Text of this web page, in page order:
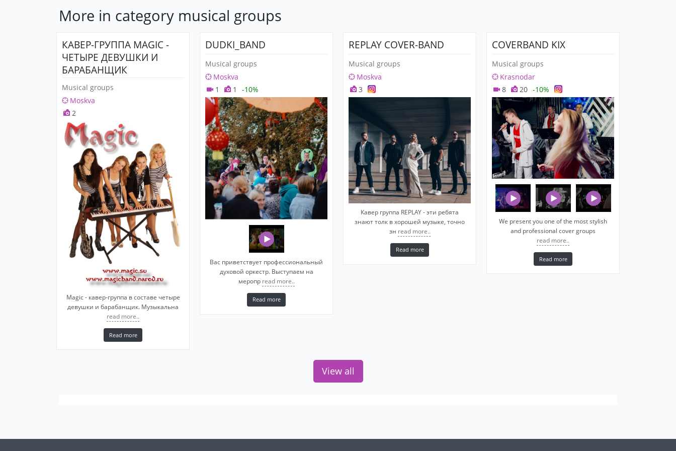
More in category musical groups
КАВЕР-ГРУППА MAGIC -
ЧЕТЫРЕ ДЕВУШКИ И
БАРАБАНЩИК
Musical groups
Moskva
2
Magic - кавер-группа в составе четыре
девушки и барабанщик. Музыкальна
read more..
Read more
DUDKI_BAND
Musical groups
Moskva
1
1 -10%
Вас приветствует профессиональный
духовой оркестр. Выступаем на
меропр read more..
Read more
REPLAY COVER-BAND
Musical groups
Moskva
3
Кавер группа REPLAY - эти ребята
знают толк в хорошей музыке, точно
зн read more..
Read more
COVERBAND KIX
Musical groups
Krasnodar
8
20 -10%
We present you one of the most stylish
and professional cover groups
read more..
Read more
View all